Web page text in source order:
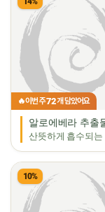
🔥이번 주72개 담았어요
알로에베라 추출
산뜻하게 흡수되는
10%